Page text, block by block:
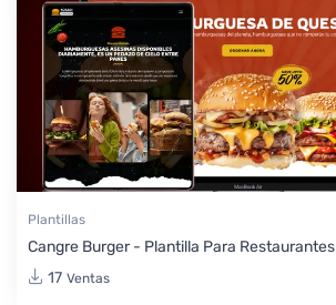
Plantillas
Cangre Burger - Plantilla Para Restaurantes
17 Ventas